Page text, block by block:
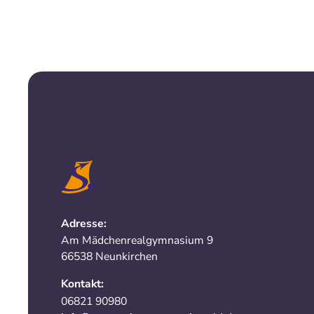
Adresse:
Am Mädchenrealgymnasium 9
66538 Neunkirchen
Kontakt:
06821 90980